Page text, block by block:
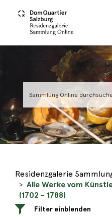
Residenzgalerie
Alle Werke vom
(1702 - 1788)
Filter einblenden